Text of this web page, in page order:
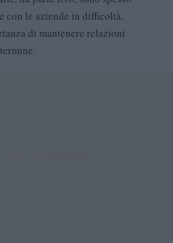
con le aziende in difficoltà,
di mantenere relazioni